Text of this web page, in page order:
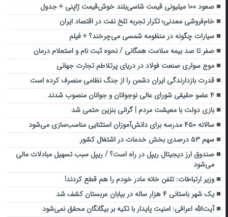
صعود ۱۰۰ میلیونی قیمت شاسی‌بلند خوش‌قیمت ژاپنی + جدول
خام‌فروشی معدنی؛ تکرار تجربه تلخ نفت در اقتصاد ایران
سیارات چگونه در منظومه شمسی می‌چرخند؟ + فیلم
صفر تا صد بیمه سلامت همگانی / نحوه ثبت نام و استعلام درمان
موج‌ سواری صنعت فولاد در دریای پرتلاطم تجارت جهانی
قدرت بازدارندگی ایران دشمن را از جنگ نظامی منصرف کرده است
۴ عضو حقیقی شورای عالی نوجوانان و جوانان منصوب شدند
بازی دولت با معیشت مردم | گرانی بنزین حتمی شد
سالانه ۴۵۰ مدرسه برای دانش‌آموزان استثنایی مناسب‌سازی می‌شود
سهم ۵۳ درصدی بخش خدمات در اشتغال کشور
صندوق ارز دیجیتال ریپل در راه است؟ / ریپل سبب تسهیل مبادلات مالی
می‌شود
وزیر ارتباطات: تلفن خانه مادر خودم را هم قطع کردند!
یک شهر باستانی ۴ هزار ساله در بیابان عربستان کشف شد
آیت‌الله اعرافی: امنیت پایدار با تکیه بر بیگانگان محقق نمی‌شود